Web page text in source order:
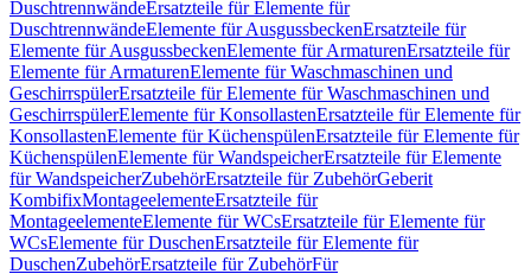
DuschtrennwändeErsatzteile für Elemente für
DuschtrennwändeElemente für AusgussbeckenErsatzteile für
Elemente für AusgussbeckenElemente für ArmaturenErsatzteile für
Elemente für ArmaturenElemente für Waschmaschinen und
GeschirrspülerErsatzteile für Elemente für Waschmaschinen und
GeschirrspülerElemente für KonsollastenErsatzteile für Elemente für
KonsollastenElemente für KüchenspülenErsatzteile für Elemente für
KüchenspülenElemente für WandspeicherErsatzteile für Elemente
für WandspeicherZubehörErsatzteile für ZubehörGeberit
KombifixMontageelementeErsatzteile für
MontageelementeElemente für WCsErsatzteile für Elemente für
WCsElemente für DuschenErsatzteile für Elemente für
DuschenZubehörErsatzteile für ZubehörFür